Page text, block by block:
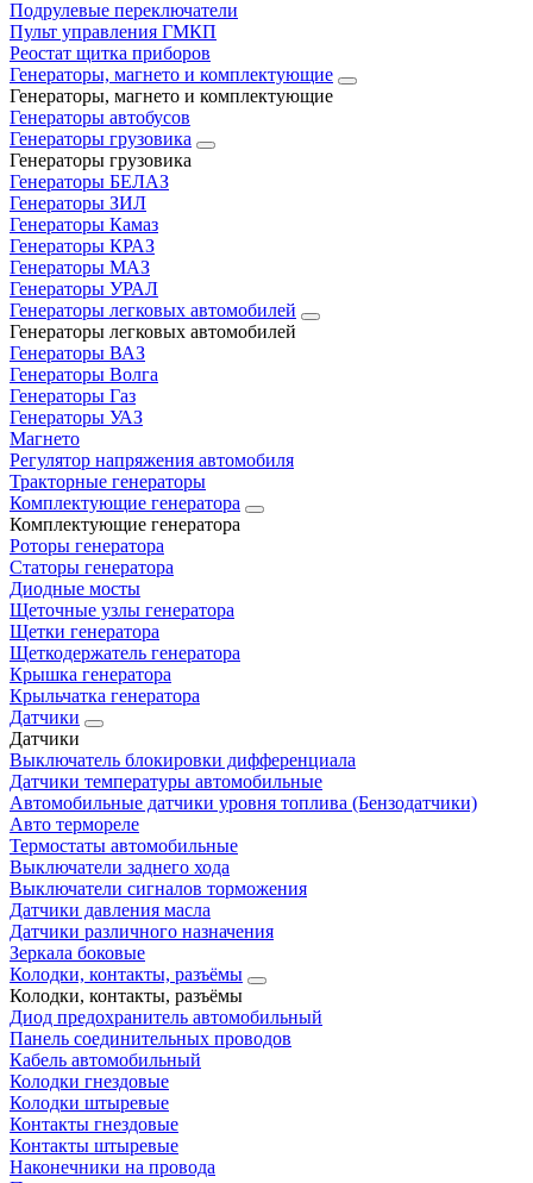
Подрулевые переключатели
Пульт управления ГМКП
Реостат щитка приборов
Генераторы, магнето и комплектующие
Генераторы, магнето и комплектующие
Генераторы автобусов
Генераторы грузовика
Генераторы грузовика
Генераторы БЕЛАЗ
Генераторы ЗИЛ
Генераторы Камаз
Генераторы КРАЗ
Генераторы МАЗ
Генераторы УРАЛ
Генераторы легковых автомобилей
Генераторы легковых автомобилей
Генераторы ВАЗ
Генераторы Волга
Генераторы Газ
Генераторы УАЗ
Магнето
Регулятор напряжения автомобиля
Тракторные генераторы
Комплектующие генератора
Комплектующие генератора
Роторы генератора
Статоры генератора
Диодные мосты
Щеточные узлы генератора
Щетки генератора
Щеткодержатель генератора
Крышка генератора
Крыльчатка генератора
Датчики
Датчики
Выключатель блокировки дифференциала
Датчики температуры автомобильные
Автомобильные датчики уровня топлива (Бензодатчики)
Авто термореле
Термостаты автомобильные
Выключатели заднего хода
Выключатели сигналов торможения
Датчики давления масла
Датчики различного назначения
Зеркала боковые
Колодки, контакты, разъёмы
Колодки, контакты, разъёмы
Диод предохранитель автомобильный
Панель соединительных проводов
Кабель автомобильный
Колодки гнездовые
Колодки штыревые
Контакты гнездовые
Контакты штыревые
Наконечники на провода